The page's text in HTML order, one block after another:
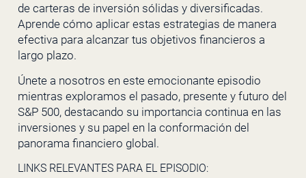
de carteras de inversión sólidas y diversificadas.
Aprende cómo aplicar estas estrategias de manera
efectiva para alcanzar tus objetivos financieros a
largo plazo.
Únete a nosotros en este emocionante episodio
mientras exploramos el pasado, presente y futuro del
S&P 500, destacando su importancia continua en las
inversiones y su papel en la conformación del
panorama financiero global.
LINKS RELEVANTES PARA EL EPISODIO: